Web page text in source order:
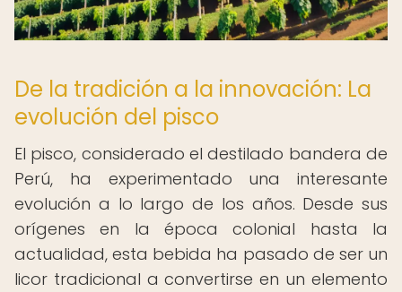
De la tradición a la innovación: La
evolución del pisco
El pisco, considerado el destilado bandera de
Perú, ha experimentado una interesante
evolución a lo largo de los años. Desde sus
orígenes en la época colonial hasta la
actualidad, esta bebida ha pasado de ser un
licor tradicional a convertirse en un elemento